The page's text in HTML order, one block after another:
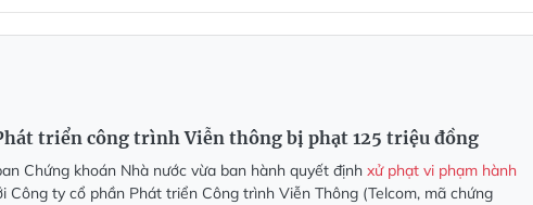
triển công trình Viễn thông bị phạt 125 triệu đồng
Chứng khoán Nhà nước vừa ban hành quyết định xử phạt vi phạm hành
Công ty cổ phần Phát triển Công trình Viễn Thông (Telcom, mã chứng